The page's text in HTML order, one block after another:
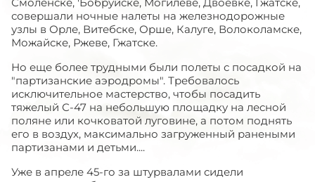
совершали ночные налеты на железнодорожные
узлы в Орле, Витебске, Орше, Калуге, Волоколамске,
Можайске, Ржеве, Гжатске.
Но еще более трудными были полеты с посадкой на
"партизанские аэродромы". Требовалось
исключительное мастерство, чтобы посадить
тяжелый С-47 на небольшую площадку на лесной
поляне или кочковатой луговине, а потом поднять
его в воздух, максимально загруженный ранеными
партизанами и детьми....
Уже в апреле 45-го за штурвалами сидели